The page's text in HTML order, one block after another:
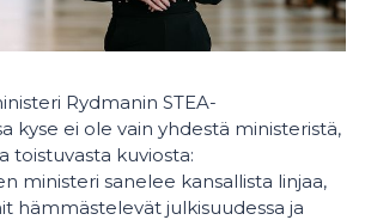
Rydmanin STEA-
kyse ei ole vain yhdestä ministeristä,
toistuvasta kuviosta:
ministeri sanelee kansallista linjaa,
hämmästelevät julkisuudessa ja